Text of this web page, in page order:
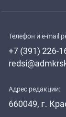
Телефон и e-mail
+7 (391) 226-
Адрес редакции:
660049, г.